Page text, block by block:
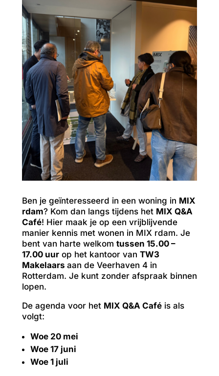
Ben je geïnteresseerd in een woning in MIX
rdam? Kom dan langs tijdens het MIX Q&A
Café! Hier maak je op een vrijblijvende
manier kennis met wonen in MIX rdam. Je
bent van harte welkom tussen 15.00 –
17.00 uurop het kantoor van TW3
Makelaars aan de Veerhaven 4 in
Rotterdam. Je kunt zonder afspraak binnen
lopen.
De agenda voor het MIX Q&A Caféis als
volgt:
Woe 20 mei
Woe 17 juni
Woe 1 juli